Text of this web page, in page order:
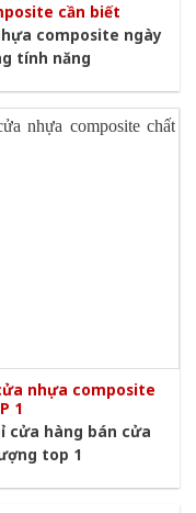
cần biết
composite ngày
tính năng
nhựa composite
1
cửa hàng bán cửa
top 1